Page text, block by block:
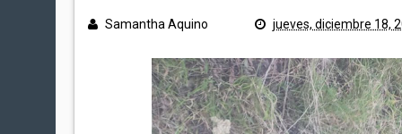
Samantha Aquino jueves, diciembre 18,